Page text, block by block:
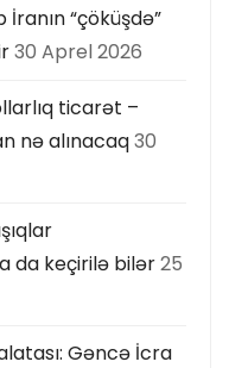
“çöküşdə”
30 Aprel 2026
ticarət –
nə alınacaq30
da keçirilə bilər25
Gəncə İcra